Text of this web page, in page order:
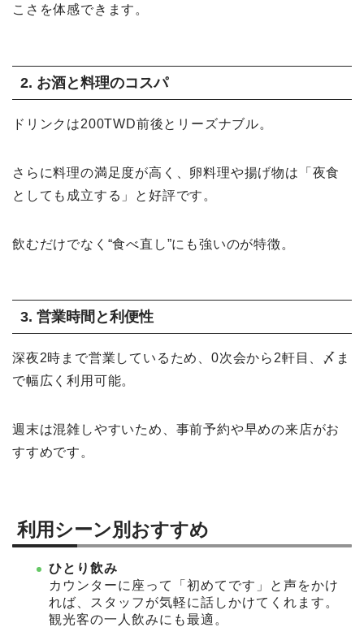
こさを体感できます。
2. お酒と料理のコスパ
ドリンクは200TWD前後とリーズナブル。
さらに料理の満足度が高く、卵料理や揚げ物は「夜食
としても成立する」と好評です。
飲むだけでなく“食べ直し”にも強いのが特徴。
3. 営業時間と利便性
深夜2時まで営業しているため、0次会から2軒目、〆ま
で幅広く利用可能。
週末は混雑しやすいため、事前予約や早めの来店がお
すすめです。
利用シーン別おすすめ
ひとり飲み
カウンターに座って「初めてです」と声をかけ
れば、スタッフが気軽に話しかけてくれます。
観光客の一人飲みにも最適。